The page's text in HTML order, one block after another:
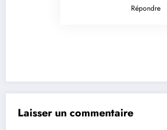
Répondre
Laisser un commentaire